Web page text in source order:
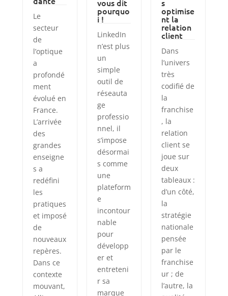
Le
secteur
de
l’optique
a
profondé
ment
évolué en
France.
L’arrivée
des
grandes
enseigne
s a
redéfini
les
pratiques
et imposé
de
nouveaux
repères.
Dans ce
contexte
mouvant,
vous dit
pourquo
i !
LinkedIn
n’est plus
un
simple
outil de
réseauta
ge
professio
nnel, il
s’impose
désormai
s comme
une
plateform
e
incontour
nable
pour
développ
er et
entreteni
r sa
marque
s
optimise
nt la
relation
client
Dans
l’univers
très
codifié de
la
franchise
, la
relation
client se
joue sur
deux
tableaux :
d’un côté,
la
stratégie
nationale
pensée
par le
franchise
ur ; de
l’autre, la